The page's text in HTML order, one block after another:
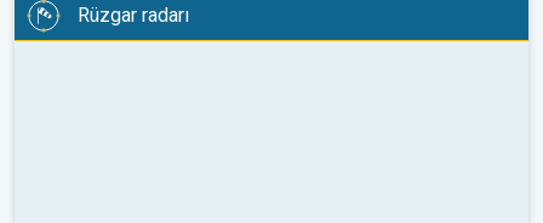
Rüzgar radarı